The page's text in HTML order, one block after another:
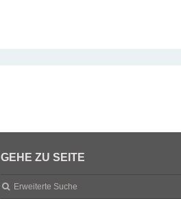
GEHE ZU SEITE
Erweiterte Suche